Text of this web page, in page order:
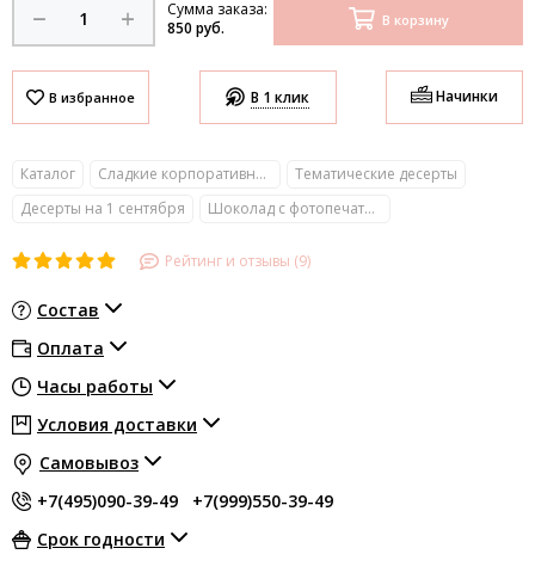
Сумма заказа:
850 руб.
В корзину
В 1 клик Начинки
Каталог Сладкие корпоративные подарки с логотипом
Тематические десерты
Десерты на 1 сентября
Шоколад с фотопечатью на День знаний
Рейтинг и отзывы (9)
Состав
Оплата
Часы работы
Условия доставки
Самовывоз
+7(495)090-39-49
+7(999)550-39-49
Срок годности